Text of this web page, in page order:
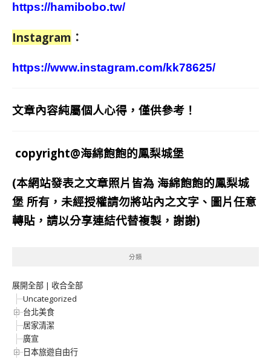
https://hamibobo.tw/
Instagram ：
https://www.instagram.com/kk78625/
文章內容純屬個人心得，僅供參考！
copyright@海綿飽飽的鳳梨城堡
(本網站發表之文章照片皆為 海綿飽飽的鳳梨城
堡 所有，未經授權請勿將站內之文字、圖片任意
轉貼，請以分享連結代替複製，謝謝)
分類
展開全部 | 收合全部
Uncategorized
台北美食
居家清潔
廣宣
日本旅遊自由行